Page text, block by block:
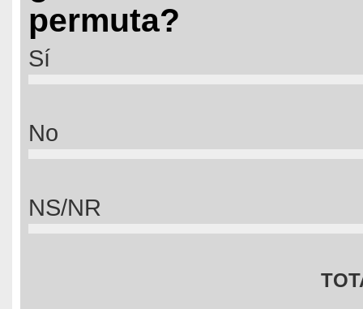
permuta?
Sí
No
NS/NR